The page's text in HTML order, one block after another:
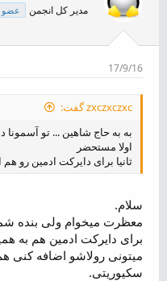
مدیر کل انجمن عضو
17/9/16
zxczxczxc گفت:
به به حاج شاهین ... تو آسمونا
اولا مستحضر
ثانیا برای دایرکت ادمین رو
سلام.
معظرت میخوام ولی بنده
برای دایرکت ادمین هم به
میتونی رولاشو اضافه کنی
سکیوریتی.